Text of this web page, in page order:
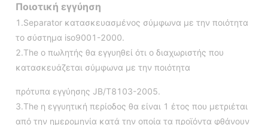
Ποιοτική εγγύηση
1.Separator κατασκευασμένος σύμφωνα με την ποιότητα
το σύστημα iso9001-2000.
2.The ο πωλητής θα εγγυηθεί ότι ο διαχωριστής που
κατασκευάζεται σύμφωνα με την ποιότητα
πρότυπα εγγύησης JB/T8103-2005.
3.The η εγγυητική περίοδος θα είναι 1 έτος που μετριέται
από την ημερομηνία κατά την οποία τα προϊόντα φθάνουν